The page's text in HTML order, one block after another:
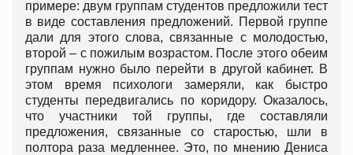
примере: двум группам студентов предложили тест
в виде составления предложений. Первой группе
дали для этого слова, связанные с молодостью,
второй – с пожилым возрастом. После этого обеим
группам нужно было перейти в другой кабинет. В
этом время психологи замеряли, как быстро
студенты передвигались по коридору. Оказалось,
что участники той группы, где составляли
предложения, связанные со старостью, шли в
полтора раза медленнее. Это, по мнению Дениса